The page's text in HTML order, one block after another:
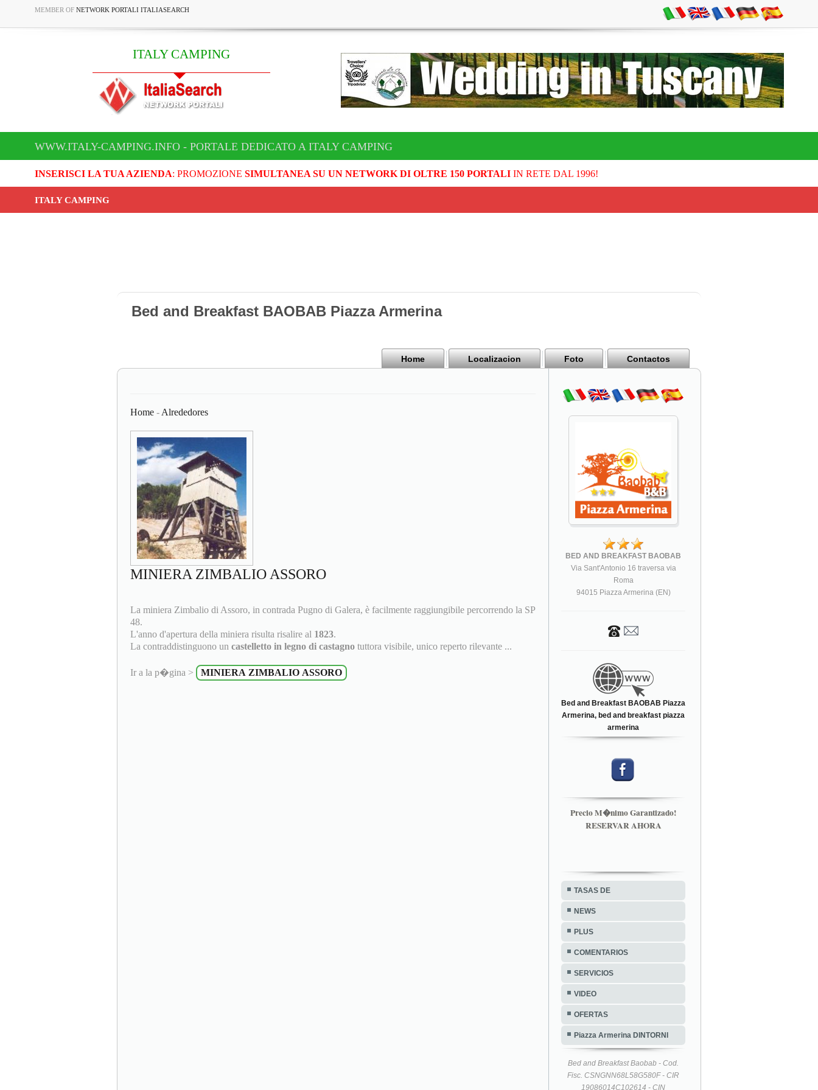
MEMBER OF NETWORK PORTALI ITALIASEARCH
ITALY CAMPING
WWW.ITALY-CAMPING.INFO - PORTALE DEDICATO A ITALY CAMPING
INSERISCI LA TUA AZIENDA: PROMOZIONE SIMULTANEA SU UN NETWORK DI OLTRE 150 PORTALIIN RETE DAL 1996!
ITALY CAMPING
Bed and Breakfast BAOBAB Piazza Armerina
Home Localizacion Foto Contactos
Home - Alrededores
MINIERA ZIMBALIO ASSORO
La miniera Zimbalio di Assoro, in contrada Pugno di Galera, è facilmente raggiungibile percorrendo la SP
48.
L'anno d'apertura della miniera risulta risalire al 1823.
La contraddistinguono un castelletto in legno di castagno tuttora visibile, unico reperto rilevante ...
Ir a la p�gina > MINIERA ZIMBALIO ASSORO
BED AND BREAKFAST BAOBAB
Via Sant'Antonio 16 traversa via
Roma
94015 Piazza Armerina (EN)
Bed and Breakfast BAOBAB Piazza
Armerina, bed and breakfast piazza
armerina
Precio M�nimo Garantizado!
RESERVAR AHORA
TASAS DE
NEWS
PLUS
COMENTARIOS
SERVICIOS
VIDEO
OFERTAS
Piazza Armerina DINTORNI
Bed and Breakfast Baobab - Cod.
Fisc. CSNGNN68L58G580F - CIR
19086014C102614 - CIN